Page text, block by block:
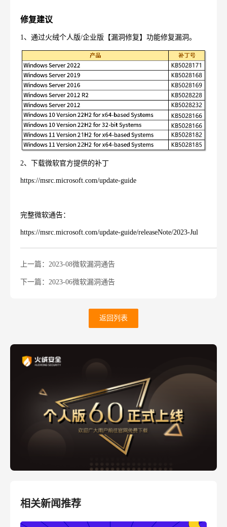
修复建议
1、通过火绒个人版/企业版【漏洞修复】功能修复漏洞。
2、下载微软官方提供的补丁
https://msrc.microsoft.com/update-guide
完整微软通告：
https://msrc.microsoft.com/update-guide/releaseNote/2023-Jul
上一篇：2023-08微软漏洞通告
下一篇：2023-06微软漏洞通告
返回列表
相关新闻推荐